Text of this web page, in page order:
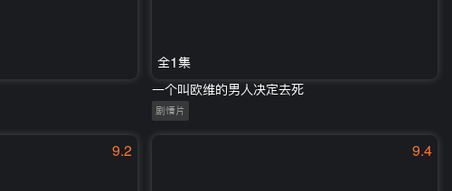
全1集
一个叫欧维的男人决定去死
剧情片
9.2 9.4